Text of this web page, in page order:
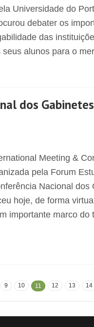
Universidade do
debater os
das
alunos para o
dos
Meeting &
pela Forum
Nacional dos
hoje, de forma
importante marco do
9 10 11 12 13 14